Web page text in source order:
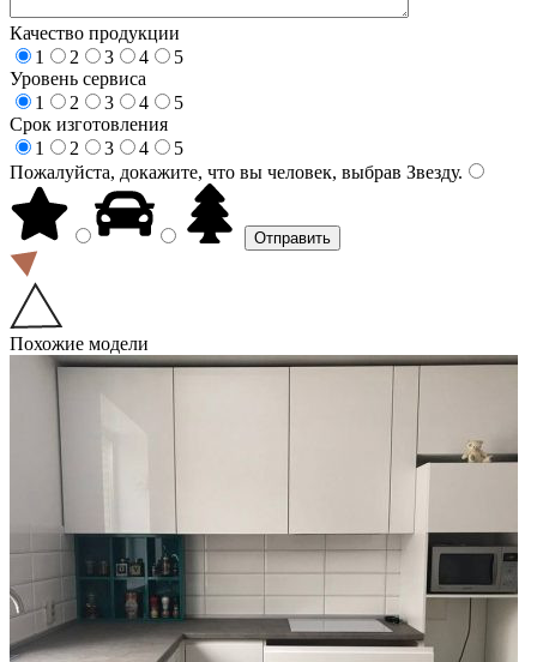
Качество продукции
1
2 3 4
5
Уровень сервиса
1
2 3 4
5
Срок изготовления
1
2 3 4
5
Пожалуйста, докажите, что вы человек, выбрав Звезду.
Похожие модели